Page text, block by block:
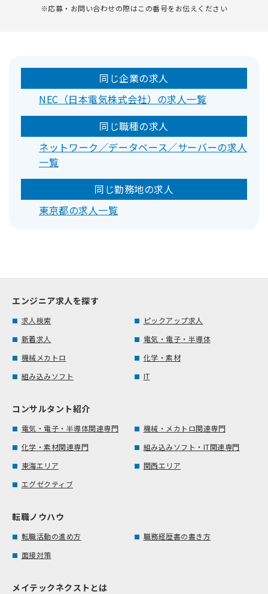
※応募・お問い合わせの際はこの番号をお伝えください
同じ企業の求人
NEC（日本電気株式会社）の求人一覧
同じ職種の求人
ネットワーク／データベース／サーバーの求人
一覧
同じ勤務地の求人
東京都の求人一覧
エンジニア求人を探す
求人検索
ピックアップ求人
新着求人
電気・電子・半導体
機械メカトロ
化学・素材
組み込みソフト
IT
コンサルタント紹介
電気・電子・半導体関連専門
機械・メカトロ関連専門
化学・素材関連専門
組み込みソフト・IT関連専門
東海エリア
関西エリア
エグゼクティブ
転職ノウハウ
転職活動の進め方
職務経歴書の書き方
面接対策
メイテックネクストとは